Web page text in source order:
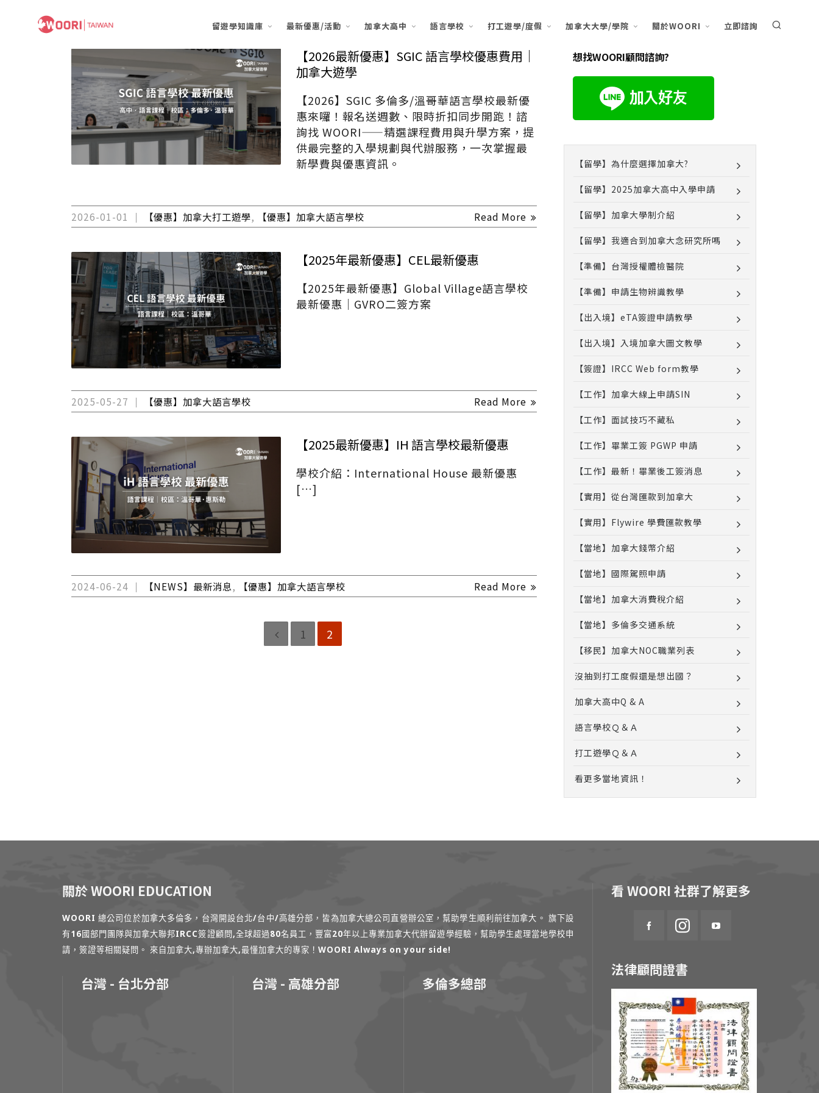
留遊學知識庫 最新優惠/活動 加拿大高中 語言學校 打工遊學/度假 加拿大大學/學院 關於WOORI 立即諮詢
【2026最新優惠】SGIC 語言學校優惠費用｜
加拿大遊學
【2026】SGIC 多倫多/溫哥華語言學校最新優
惠來囉！報名送週數、限時折扣同步開跑！諮
詢找 WOORI——精選課程費用與升學方案，提
供最完整的入學規劃與代辦服務，一次掌握最
新學費與優惠資訊。
2026-01-01 【優惠】加拿大打工遊學, 【優惠】加拿大語言學校 Read More
【2025年最新優惠】CEL最新優惠
【2025年最新優惠】Global Village語言學校
最新優惠｜GVRO二簽方案
2025-05-27 【優惠】加拿大語言學校 Read More
【2025最新優惠】IH 語言學校最新優惠
學校介紹：International House 最新優惠
[…]
2024-06-24 【NEWS】最新消息, 【優惠】加拿大語言學校 Read More
1 2
想找WOORI顧問諮詢?
【留學】為什麼選擇加拿大?
【留學】2025加拿大高中入學申請
【留學】加拿大學制介紹
【留學】我適合到加拿大念研究所嗎
【準備】台灣授權體檢醫院
【準備】申請生物辨識教學
【出入境】eTA簽證申請教學
【出入境】入境加拿大圖文教學
【簽證】IRCC Web form教學
【工作】加拿大線上申請SIN
【工作】面試技巧不藏私
【工作】畢業工簽 PGWP 申請
【工作】最新！畢業後工簽消息
【實用】從台灣匯款到加拿大
【實用】Flywire 學費匯款教學
【當地】加拿大錢幣介紹
【當地】國際駕照申請
【當地】加拿大消費稅介紹
【當地】多倫多交通系統
【移民】加拿大NOC職業列表
沒抽到打工度假還是想出國？
加拿大高中Q & A
語言學校Ｑ＆Ａ
打工遊學Ｑ＆Ａ
看更多當地資訊！
關於 WOORI EDUCATION
WOORI 總公司位於加拿大多倫多，台灣開設台北/台中/高雄分部，皆為加拿大總公司直營辦公室，幫助學生順利前往加拿大。 旗下設
有16國部門團隊與加拿大聯邦IRCC簽證顧問,全球超過80名員工，豐富20年以上專業加拿大代辦留遊學經驗，幫助學生處理當地學校申
請，簽證等相關疑問。 來自加拿大,專辦加拿大,最懂加拿大的專家！WOORI Always on your side!
台灣 - 台北分部 台灣 - 高雄分部 多倫多總部
看 WOORI 社群了解更多
法律顧問證書